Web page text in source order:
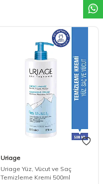
Uriage
Uriage Yüz, Vücut ve Saç
Temizleme Kremi 500ml